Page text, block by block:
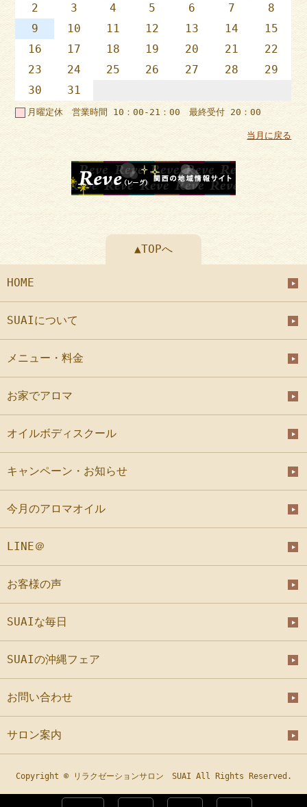
2
3 4 5 6 7
8
9
10 11 12 13 14
15
16
17 18 19 20 21
22
23
24 25 26 27 28
29
30
31
月曜定休 営業時間 10：00-21：00 最終受付 20：00
当月に戻る
▲TOPへ
HOME
SUAIについて
メニュー・料金
お家でアロマ
オイルボディスクール
キャンペーン・お知らせ
今月のアロマオイル
LINE＠
お客様の声
SUAIな毎日
SUAIの沖縄フェア
お問い合わせ
サロン案内
Copyright © リラクゼーションサロン SUAI All Rights Reserved.